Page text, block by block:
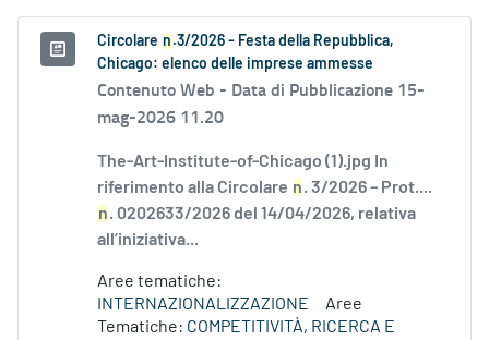
Circolare n .3/2026 - Festa della Repubblica,
Chicago: elenco delle imprese ammesse
Contenuto Web - Data di Pubblicazione 15-
mag-2026 11.20
The-Art-Institute-of-Chicago (1).jpg In
riferimento alla Circolare n. 3/2026 – Prot....
n. 0202633/2026 del 14/04/2026, relativa
all’iniziativa...
Aree tematiche:
INTERNAZIONALIZZAZIONE
Aree
Tematiche: COMPETITIVITÀ, RICERCA E